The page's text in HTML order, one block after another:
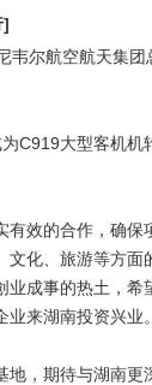
]
尔航空航天集团
大型客机机
效的合作，确保
化、旅游等方面
成事的热土，希
来湖南投资兴业。
，期待与湖南更